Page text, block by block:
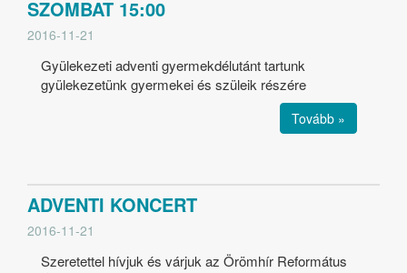
SZOMBAT 15:00
2016-11-21
Gyülekezeti adventi gyermekdélutánt tartunk
gyülekezetünk gyermekei és szüleik részére
Tovább »
ADVENTI KONCERT
2016-11-21
Szeretettel hívjuk és várjuk az Örömhír Református